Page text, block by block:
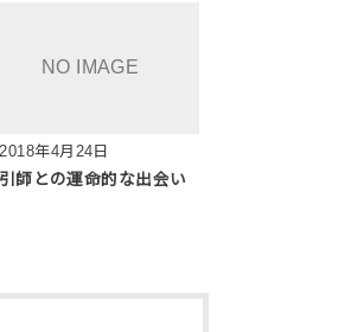
2018年4月24日
師との運命的な出会い